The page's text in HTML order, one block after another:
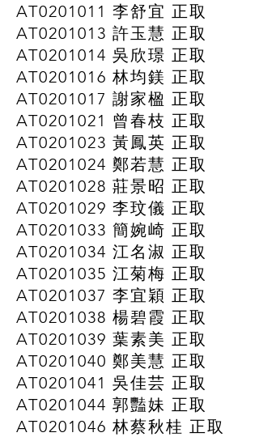
AT0201011 李舒宜 正取
AT0201013 許玉慧 正取
AT0201014 吳欣璟 正取
AT0201016 林均鎂 正取
AT0201017 謝家楹 正取
AT0201021 曾春枝 正取
AT0201023 黃鳳英 正取
AT0201024 鄭若慧 正取
AT0201028 莊景昭 正取
AT0201029 李玟儀 正取
AT0201033 簡婉崎 正取
AT0201034 江名淑 正取
AT0201035 江菊梅 正取
AT0201037 李宜穎 正取
AT0201038 楊碧霞 正取
AT0201039 葉素美 正取
AT0201040 鄭美慧 正取
AT0201041 吳佳芸 正取
AT0201044 郭豔妹 正取
AT0201046 林蔡秋桂 正取